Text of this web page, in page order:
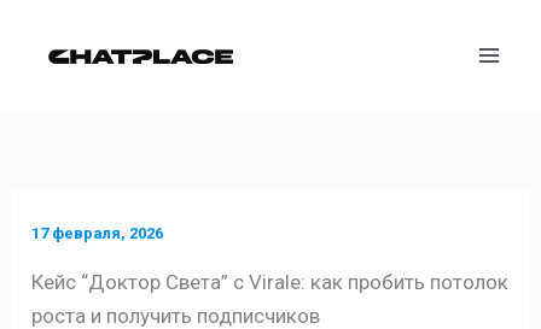
17 февраля, 2026
Кейс “Доктор Света” с Virale: как пробить потолок
роста и получить подписчиков